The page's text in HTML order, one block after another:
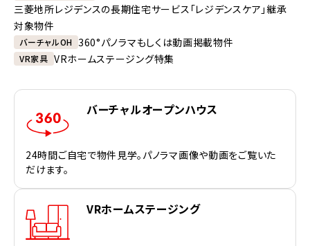
三菱地所レジデンスの長期住宅サービス「レジデンスケア」継承
対象物件
バーチャルOH 360°パノラマもしくは動画掲載物件
VR家具 VRホームステージング特集
バーチャルオープンハウス
24時間ご自宅で物件見学。パノラマ画像や動画をご覧いた
だけます。
VRホームステージング